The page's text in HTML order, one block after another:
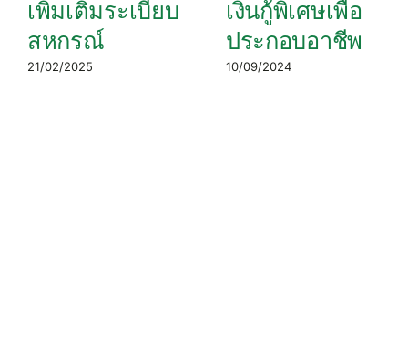
เพิ่มเติมระเบียบ
สหกรณ์
21/02/2025
เงินกู้พิเศษเพื่อ
ประกอบอาชีพ
10/09/2024